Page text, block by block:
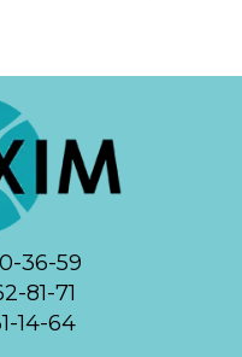
36-59
81-71
14-64